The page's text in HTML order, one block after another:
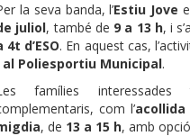
la seva banda, l’Estiu Jove
juliol, també de 9 a 13 h, i
4t d’ESO. En aquest cas,
al Poliesportiu Municipal.
famílies interessades
com l’
, de 13 a 15 h, amb